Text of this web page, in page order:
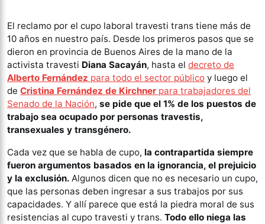
El reclamo por el cupo laboral travesti trans tiene más de
10 años en nuestro país. Desde los primeros pasos que se
dieron en provincia de Buenos Aires de la mano de la
activista travesti Diana Sacayán, hasta el decreto de
Alberto Fernández para todo el sector público y luego el
de Cristina Fernández de Kirchner para trabajadores del
Senado de la Nación, se pide que el 1% de los puestos de
trabajo sea ocupado por personas travestis,
transexuales y transgénero.
Cada vez que se habla de cupo, la contrapartida siempre
fueron argumentos basados en la ignorancia, el prejuicio
y la exclusión. Algunos dicen que no es necesario un cupo,
que las personas deben ingresar a sus trabajos por sus
capacidades. Y allí parece que está la piedra moral de sus
resistencias al cupo travesti y trans. Todo ello niega las